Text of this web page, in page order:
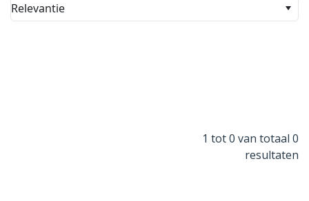
Relevantie
1 tot 0 van totaal 0
resultaten